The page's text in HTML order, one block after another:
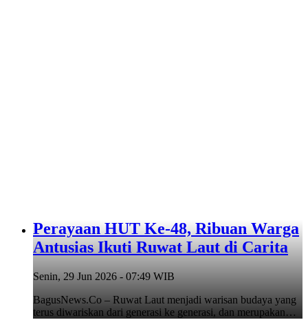
Perayaan HUT Ke-48, Ribuan Warga
Antusias Ikuti Ruwat Laut di Carita
Senin, 29 Jun 2026 - 07:49 WIB
BagusNews.Co – Ruwat Laut menjadi warisan budaya yang
terus diwariskan dari generasi ke generasi, dan merupakan…